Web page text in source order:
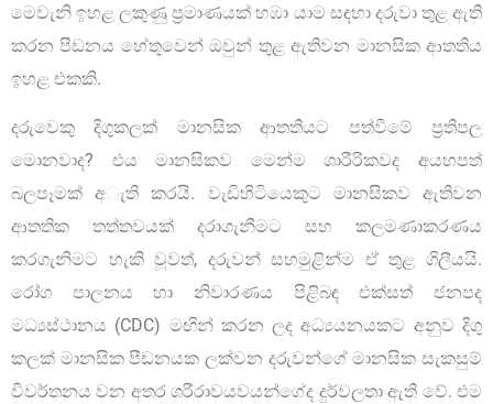
මෙවැනි ඉහළ ලකුණු ප‍්‍රමාණයක් හඹා යාම සඳහා දරුවා තුළ ඇති
කරන පීඩනය හේතුවෙන් ඔවුන් තුළ ඇතිවන මානසික ආතතිය
ඉහළ එකකි.
දරුවෙකු දිගුකලක් මානසික ආතතියට පත්වීමේ ප‍්‍රතිපල
මොනවාද? එය මානසිකව මෙන්ම ශාරීරිකවද අයහපත්
බලපෑමක් අැති කරයි. වැඩිහිටියෙකුට මානසිකව ඇතිවන
ආතතික තත්තවයක් දරාගැනීමට සහ කලමණාකරණය
කරගැනිමට හැකි වූවත්, දරුවන් සහමුළින්ම ඒ තුළ ගිලීයයි.
රෝග පාලනය හා නිවාරණය පිළිබඳ එක්සත් ජනපද
මධ්‍යස්ථානය (CDC) මඟින් කරන ලද අධ්‍යයනයකට අනුව දිගු
කලක් මානසික පීඩනයක ලක්වන දරුවන්ගේ මානසික සැකසුම්
විවර්තනය වන අතර ශරීරාවයවයන්ගේද දුර්වලතා ඇති වේ. එම